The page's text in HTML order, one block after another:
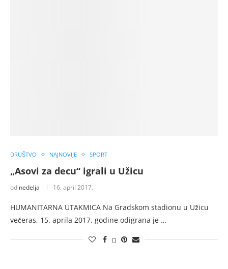
DRUŠTVO NAJNOVIJE SPORT
„Asovi za decu“ igrali u Užicu
od nedelja 16. april 2017.
HUMANITARNA UTAKMICA Na Gradskom stadionu u Užicu
večeras, 15. aprila 2017. godine odigrana je …